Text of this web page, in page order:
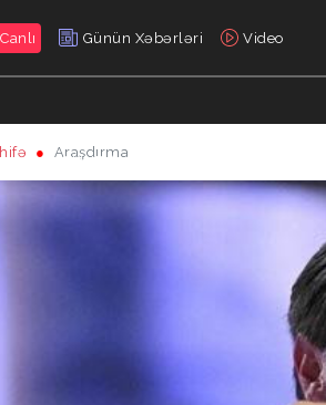
Canlı Günün Xəbərləri Video
GÜNDƏLIK
Araşdırma